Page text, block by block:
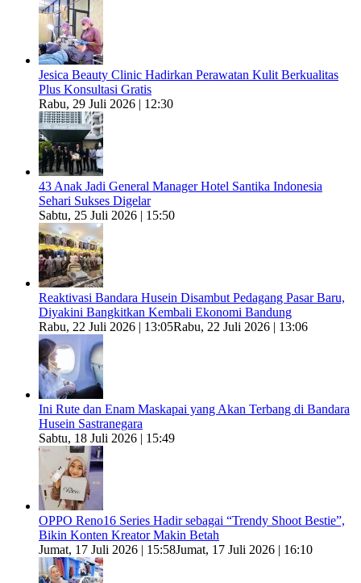
Jesica Beauty Clinic Hadirkan Perawatan Kulit Berkualitas
Plus Konsultasi Gratis
Rabu, 29 Juli 2026 | 12:30
43 Anak Jadi General Manager Hotel Santika Indonesia
Sehari Sukses Digelar
Sabtu, 25 Juli 2026 | 15:50
Reaktivasi Bandara Husein Disambut Pedagang Pasar Baru,
Diyakini Bangkitkan Kembali Ekonomi Bandung
Rabu, 22 Juli 2026 | 13:05Rabu, 22 Juli 2026 | 13:06
Ini Rute dan Enam Maskapai yang Akan Terbang di Bandara
Husein Sastranegara
Sabtu, 18 Juli 2026 | 15:49
OPPO Reno16 Series Hadir sebagai “Trendy Shoot Bestie”,
Bikin Konten Kreator Makin Betah
Jumat, 17 Juli 2026 | 15:58Jumat, 17 Juli 2026 | 16:10